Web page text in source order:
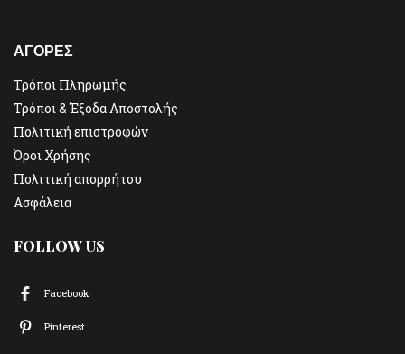
ΑΓΟΡΕΣ
Τρόποι Πληρωμής
Τρόποι & Έξοδα Αποστολής
Πολιτική επιστροφών
Όροι Χρήσης
Πολιτική απορρήτου
Ασφάλεια
FOLLOW US
Facebook
Pinterest